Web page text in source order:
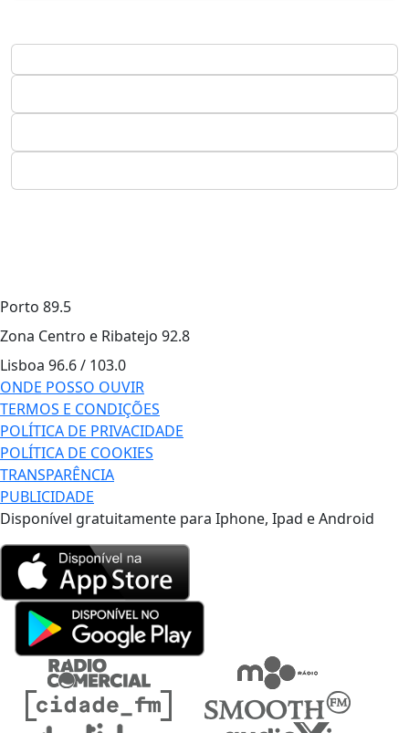
Porto 89.5
Zona Centro e Ribatejo 92.8
Lisboa 96.6 / 103.0
ONDE POSSO OUVIR
TERMOS E CONDIÇÕES
POLÍTICA DE PRIVACIDADE
POLÍTICA DE COOKIES
TRANSPARÊNCIA
PUBLICIDADE
Disponível gratuitamente para Iphone, Ipad e Android